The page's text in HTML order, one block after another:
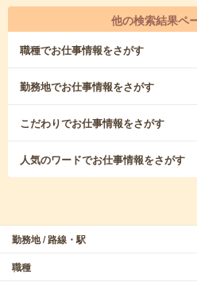
他の検索結果ペ
職種でお仕事情報をさがす
勤務地でお仕事情報をさがす
こだわりでお仕事情報をさがす
人気のワードでお仕事情報をさがす
勤務地 / 路線・駅
職種